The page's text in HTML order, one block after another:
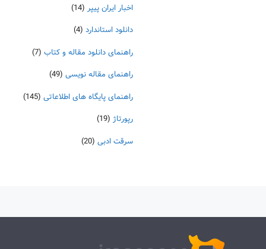
اخبار ایران پیپر (14)
دانلود استاندارد (4)
راهنمای دانلود مقاله و کتاب (7)
راهنمای مقاله نویسی (49)
راهنمای پایگاه های اطلاعاتی (145)
رپورتاژ (19)
سرقت ادبی (20)